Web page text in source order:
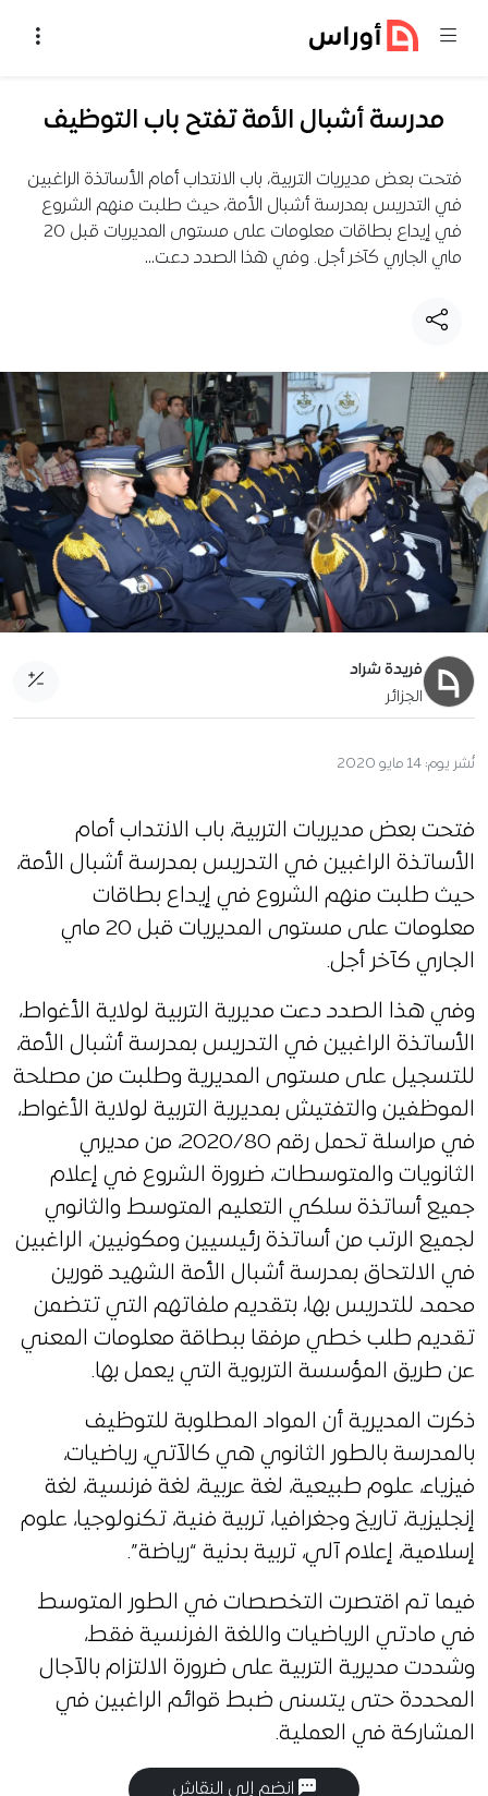
مدرسة أشبال الأمة تفتح باب التوظيف
فتحت بعض مديريات التربية، باب الانتداب أمام الأساتذة الراغبين
في التدريس بمدرسة أشبال الأمة، حيث طلبت منهم الشروع
في إيداع بطاقات معلومات على مستوى المديريات قبل 20
ماي الجاري كآخر أجل. وفي هذا الصدد دعت…
فريدة شراد
الجزائر
نُشر يوم: 14 مايو 2020
فتحت بعض مديريات التربية، باب الانتداب أمام
الأساتذة الراغبين في التدريس بمدرسة أشبال الأمة،
حيث طلبت منهم الشروع في إيداع بطاقات
معلومات على مستوى المديريات قبل 20 ماي
الجاري كآخر أجل.
وفي هذا الصدد دعت مديرية التربية لولاية الأغواط،
الأساتذة الراغبين في التدريس بمدرسة أشبال الأمة،
للتسجيل على مستوى المديرية وطلبت من مصلحة
الموظفين والتفتيش بمديرية التربية لولاية الأغواط،
في مراسلة تحمل رقم 2020/80، من مديري
الثانويات والمتوسطات، ضرورة الشروع في إعلام
جميع أساتذة سلكي التعليم المتوسط والثانوي
لجميع الرتب من أساتذة رئيسيين ومكونيين، الراغبين
في الالتحاق بمدرسة أشبال الأمة الشهيد قورين
محمد، للتدريس بها، بتقديم ملفاتهم التي تتضمن
تقديم طلب خطي مرفقا ببطاقة معلومات المعني
عن طريق المؤسسة التربوية التي يعمل بها.
ذكرت المديرية أن المواد المطلوبة للتوظيف
بالمدرسة بالطور الثانوي هي كالآتي، رياضيات،
فيزياء، علوم طبيعية، لغة عربية، لغة فرنسية، لغة
إنجليزية، تاريخ وجغرافيا، تربية فنية، تكنولوجيا، علوم
إسلامية، إعلام آلي، تربية بدنية “رياضة”.
فيما تم اقتصرت التخصصات في الطور المتوسط
في مادتي الرياضيات واللغة الفرنسية فقط،
وشددت مديرية التربية على ضرورة الالتزام بالآجال
المحددة حتى يتسنى ضبط قوائم الراغبين في
المشاركة في العملية.
انضم إلى النقاش